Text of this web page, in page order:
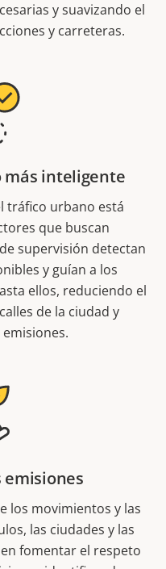
y suavizando el
y carreteras.
más inteligente
tráfico urbano está
que buscan
supervisión detectan
y guían a los
ellos, reduciendo el
de la ciudad y
emisiones
los movimientos y las
las ciudades y las
fomentar el respeto